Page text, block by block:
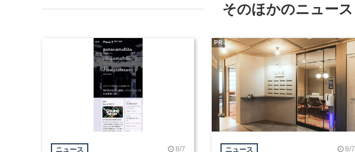
そのほかのニュース
ニュース 8/7 ニュース 8/7
PR